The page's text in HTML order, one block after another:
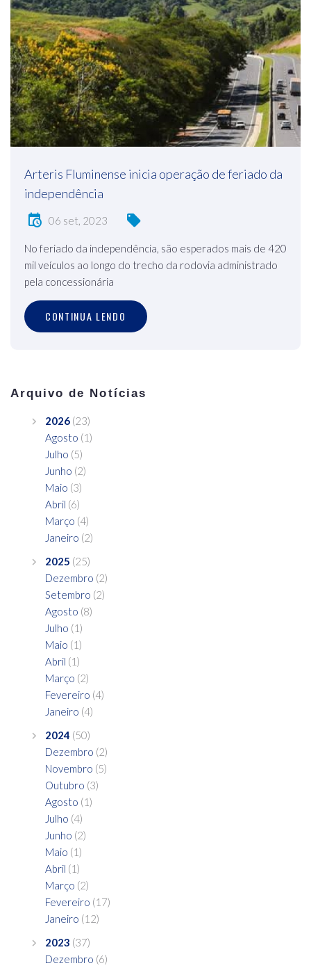
Arteris Fluminense inicia operação de feriado da
independência
06 set, 2023
No feriado da independência, são esperados mais de 420
mil veículos ao longo do trecho da rodovia administrado
pela concessionária
CONTINUA LENDO
Arquivo de Notícias
2026 (23)
Agosto (1)
Julho (5)
Junho (2)
Maio (3)
Abril (6)
Março (4)
Janeiro (2)
2025 (25)
Dezembro (2)
Setembro (2)
Agosto (8)
Julho (1)
Maio (1)
Abril (1)
Março (2)
Fevereiro (4)
Janeiro (4)
2024 (50)
Dezembro (2)
Novembro (5)
Outubro (3)
Agosto (1)
Julho (4)
Junho (2)
Maio (1)
Abril (1)
Março (2)
Fevereiro (17)
Janeiro (12)
2023 (37)
Dezembro (6)